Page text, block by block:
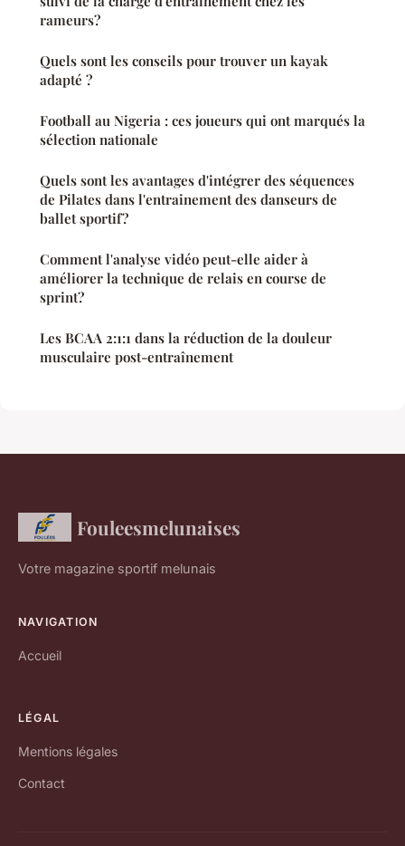
rameurs?
Quels sont les conseils pour trouver un kayak
adapté ?
Football au Nigeria : ces joueurs qui ont marqués la
sélection nationale
Quels sont les avantages d'intégrer des séquences
de Pilates dans l'entrainement des danseurs de
ballet sportif?
Comment l'analyse vidéo peut-elle aider à
améliorer la technique de relais en course de
sprint?
Les BCAA 2:1:1 dans la réduction de la douleur
musculaire post-entraînement
Fouleesmelunaises
Votre magazine sportif melunais
NAVIGATION
Accueil
LÉGAL
Mentions légales
Contact